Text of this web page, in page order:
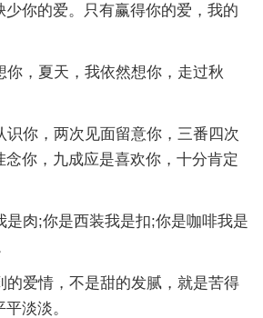
少你的爱。只有赢得你的爱，我的
，夏天，我依然想你，走过秋
你，两次见面留意你，三番四次
你，九成应是喜欢你，十分肯定
肉;你是西装我是扣;你是咖啡我是
爱情，不是甜的发腻，就是苦得
淡淡。